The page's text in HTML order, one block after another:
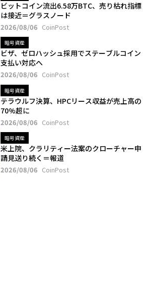
ビットコイン流出6.58万BTC、売り枯れ指標
は接近＝グラスノード
2026/08/06 CoinPost
暗号資産
ビザ、ゼロハッシュ採用でステーブルコイン
支払い対応へ
2026/08/06 CoinPost
暗号資産
テラウルフ決算、HPCリース収益が売上高の
70%超に
2026/08/06 CoinPost
暗号資産
米上院、クラリティー法案のクローチャー申
請見送り続く＝報道
2026/08/06 CoinPost